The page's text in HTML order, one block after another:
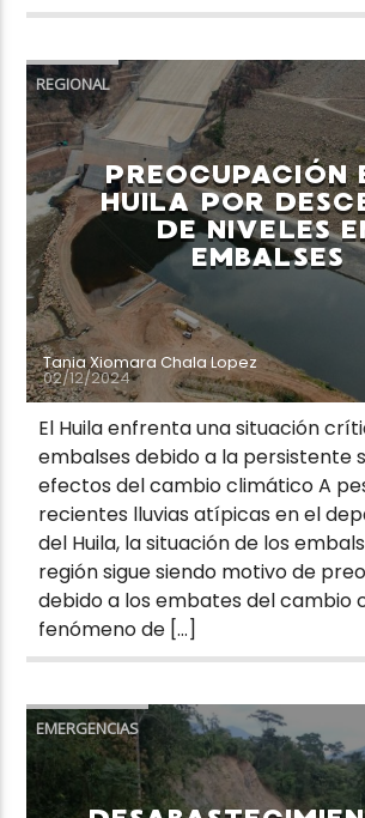
REGIONAL
PREOCUPACIÓN
HUILA POR
DE NIVELES
EMBALSES
Tania Xiomara Chala Lopez
02/12/2024
El Huila enfrenta una situación
embalses debido a la persistente
efectos del cambio climático A
recientes lluvias atípicas en el
del Huila, la situación de los
región sigue siendo motivo de
debido a los embates del cambio
fenómeno de […]
EMERGENCIAS